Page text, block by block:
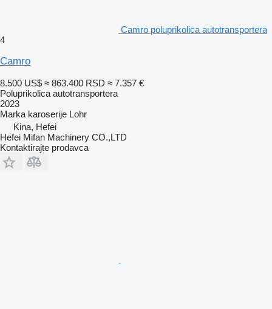
Camro poluprikolica autotransportera
4
Camro
8.500 US$ ≈ 863.400 RSD ≈ 7.357 €
Poluprikolica autotransportera
2023
Marka karoserije Lohr
Kina, Hefei
Hefei Mifan Machinery CO.,LTD
Kontaktirajte prodavca